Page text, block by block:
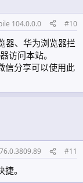
104.0.0.0 #10
器、华为浏览器拦
访问本站。
信分享可以使用此
#11
。